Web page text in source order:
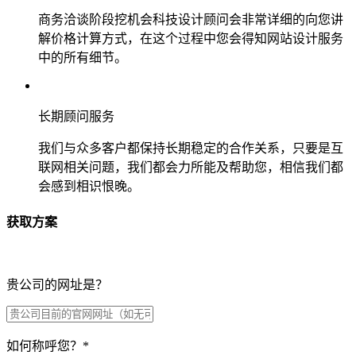
商务洽谈阶段挖机会科技设计顾问会非常详细的向您讲
解价格计算方式，在这个过程中您会得知网站设计服务
中的所有细节。
长期顾问服务
我们与众多客户都保持长期稳定的合作关系，只要是互
联网相关问题，我们都会力所能及帮助您，相信我们都
会感到相识恨晚。
获取方案
贵公司的网址是？
如何称呼您？ *